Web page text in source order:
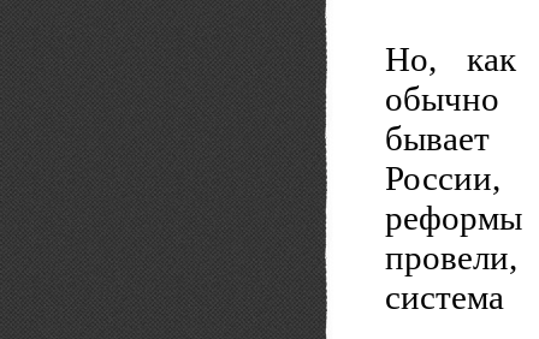
Но, как
обычно
России,
реформы
система